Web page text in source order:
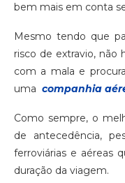
bem mais em conta
Mesmo tendo que
risco de extravio, não
com a mala e
uma companhia
Como sempre, o
de antecedência,
ferroviárias e aéreas
duração da viagem.